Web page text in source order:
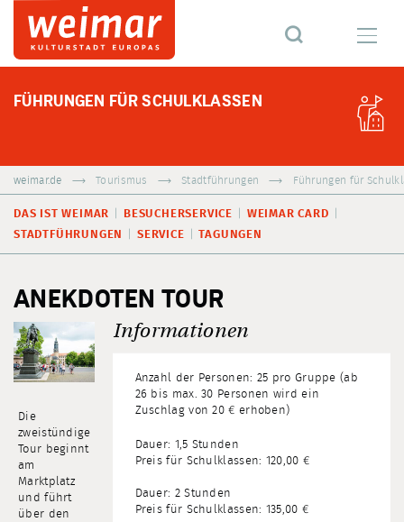
FÜHRUNGEN FÜR SCHULKLASSEN
weimar.de Tourismus Stadtführungen Führungen für
DAS IST WEIMAR BESUCHERSERVICE
WEIMAR CARD
STADTFÜHRUNGEN
SERVICE TAGUNGEN
ANEKDOTEN TOUR
Die
zweistündige
Tour beginnt
am
Marktplatz
und führt
über den
Informationen
Anzahl der Personen: 25 pro Gruppe (ab
26 bis max. 30 Personen wird ein
Zuschlag von 20 € erhoben)
Dauer: 1,5 Stunden
Preis für Schulklassen: 120,00 €
Dauer: 2 Stunden
Preis für Schulklassen: 135,00 €